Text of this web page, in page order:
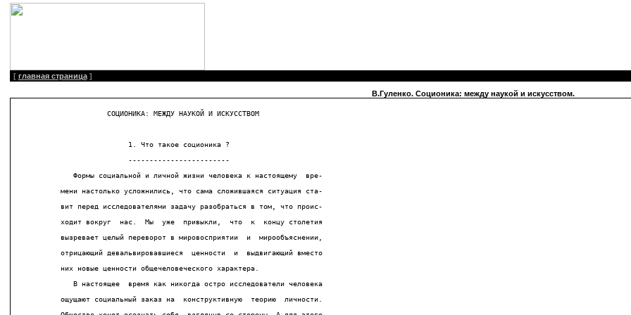
[ главная страница ]
В.Гуленко. Соционика: между наукой и искусством.